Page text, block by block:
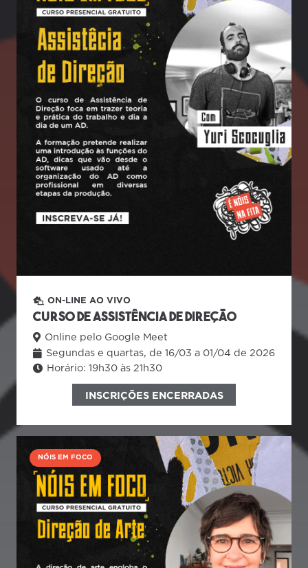
ON-LINE AO VIVO
CURSO DE ASSISTÊNCIA DE DIREÇÃO
Online pelo Google Meet
Segundas e quartas, de 16/03 a 01/04 de 2026
Horário: 19h30 às 21h30
INSCRIÇÕES ENCERRADAS
NÓIS EM FOCO